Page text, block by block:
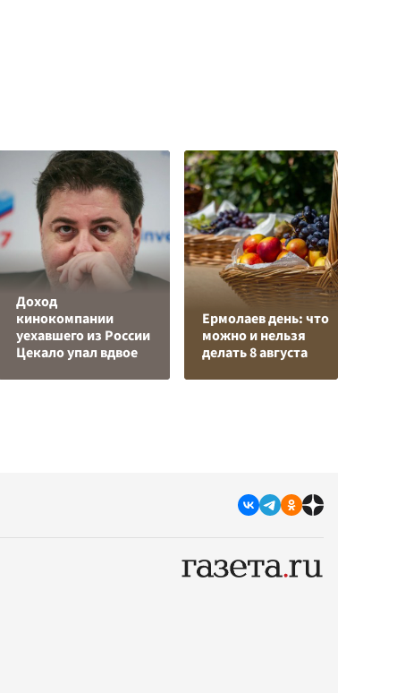
Доход
кинокомпании
уехавшего из России
Цекало упал вдвое
Ермолаев день: что
можно и нельзя
делать 8 августа